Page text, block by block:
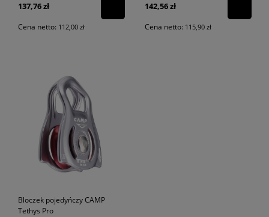
137,76 zł
Cena netto: 112,00 zł
142,56 zł
Cena netto: 115,90 zł
Bloczek pojedyńczy CAMP
Tethys Pro